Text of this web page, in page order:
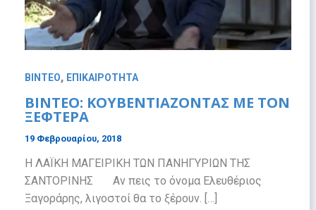
ΒΙΝΤΕΟ, ΕΠΙΚΑΙΡΟΤΗΤΑ
ΒΙΝΤΕΟ: ΚΟΥΒΕΝΤΙΑΖΟΝΤΑΣ ΜΕ ΤΟΝ
ΞΕΦΤΕΡΑ
19 Φεβρουαρίου, 2018
Η ΛΑΪΚΗ ΜΑΓΕΙΡΙΚΗ ΤΩΝ ΠΑΝΗΓΥΡΙΩΝ ΤΗΣ
ΣΑΝΤΟΡΙΝΗΣ Αν πεις το όνομα Ελευθέριος
Ξαγοράρης, λιγοστοί θα το ξέρουν. […]